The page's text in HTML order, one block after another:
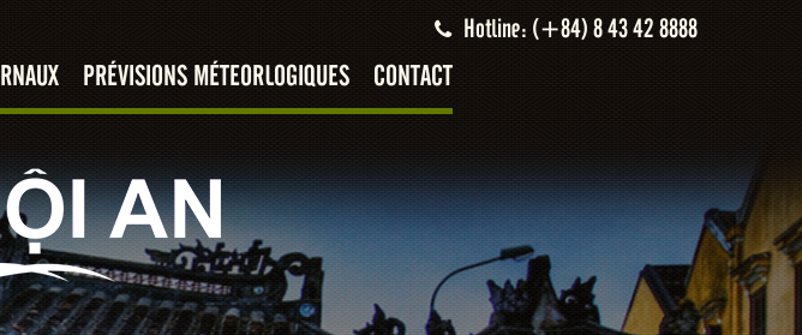
Hotline: (+84) 8 43 42 8888
PRÉVISIONS MÉTEORLOGIQUES CONTACT